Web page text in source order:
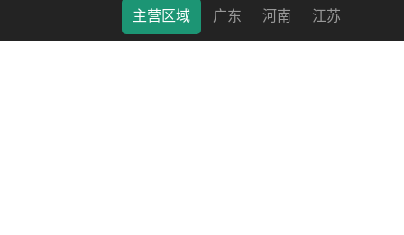
莱特（南通）科学仪器有限公司 © 2022 版权所有 备案号
主营区域 广东 河南 江苏